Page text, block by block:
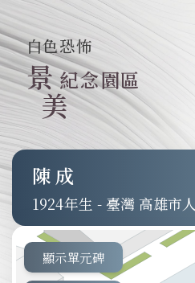
白色恐怖
景
美
紀念園區
陳成
1924 - 臺灣 高雄市人
顯示單元碑